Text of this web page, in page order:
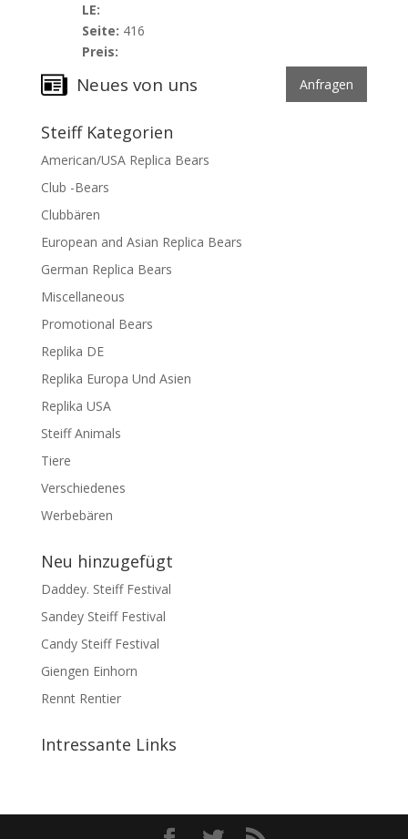
LE:
Seite: 416
Preis:
Anfragen
Neues von uns
Steiff Kategorien
American/USA Replica Bears
Club -Bears
Clubbären
European and Asian Replica Bears
German Replica Bears
Miscellaneous
Promotional Bears
Replika DE
Replika Europa Und Asien
Replika USA
Steiff Animals
Tiere
Verschiedenes
Werbebären
Neu hinzugefügt
Daddey. Steiff Festival
Sandey Steiff Festival
Candy Steiff Festival
Giengen Einhorn
Rennt Rentier
Intressante Links